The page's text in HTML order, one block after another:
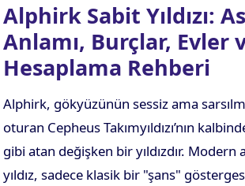
Alphirk Sabit Yıldızı:
Anlamı, Burçlar, Evler
Hesaplama Rehberi
Alphirk, gökyüzünün sessiz ama
oturan Cepheus Takımyıldızı’nın
gibi atan değişken bir yıldızdır. Modern
yıldız, sadece klasik bir "şans"